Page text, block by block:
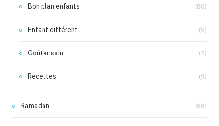
Bon plan enfants (80)
Enfant différent (9)
Goûter sain (2)
Recettes (9)
Ramadan (88)